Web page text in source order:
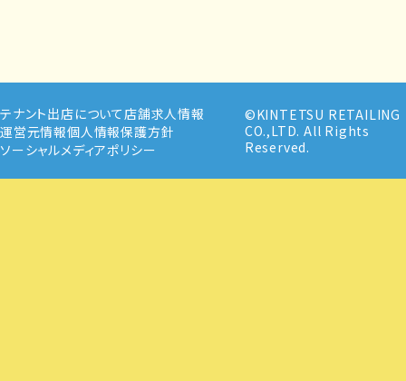
テナント出店について店舗求人情報
運営元情報個人情報保護方針
ソーシャルメディアポリシー
©KINTETSU RETAILING
CO.,LTD. All Rights
Reserved.